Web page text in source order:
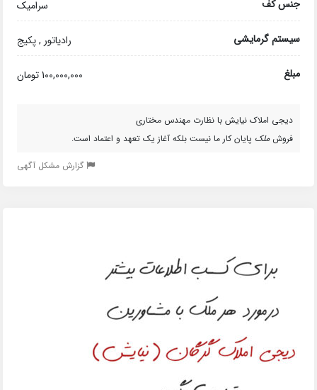
جنس کف سرامیک
سیستم گرمایشی رادیاتور , پکیج
مبلغ 100,000,000 تومان
دیجی املاک نیایش با نظارت مهندس مختاری
فروشملک پایان کار ما نیست بلکه آغاز یک تعهد و اعتماد است.
گزارش مشکل آگهی